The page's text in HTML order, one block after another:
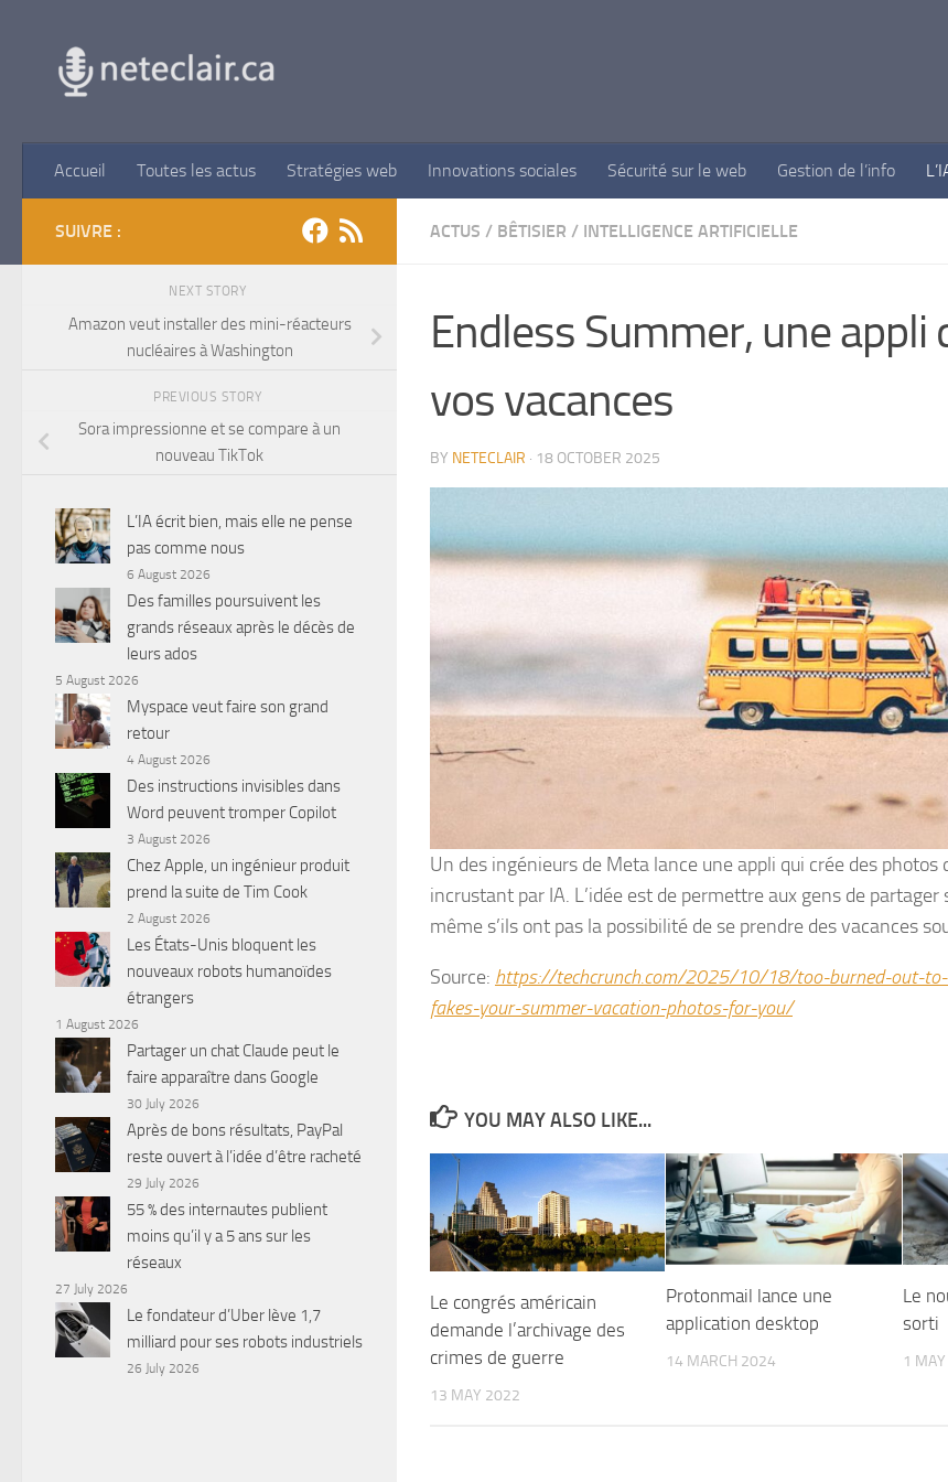
Accueil Toutes les actus Stratégies web Innovations sociales Sécurité sur le web Gestion de l’info
ACTUS / BÊTISIER / INTELLIGENCE ARTIFICIELLE
Endless Summer, une appli
vos vacances
BY NETECLAIR · 18 OCTOBER 2025
Un des ingénieurs de Meta lance une appli qui crée des photos
incrustant par IA. L’idée est de permettre aux gens de partager
même s’ils ont pas la possibilité de se prendre des vacances
Source: https://techcrunch.com/2025/10/18/too-burned-out-
fakes-your-summer-vacation-photos-for-you/
YOU MAY ALSO LIKE...
Le congrés américain
demande l’archivage des
crimes de guerre
13 MAY 2022
Protonmail lance une
application desktop
14 MARCH 2024
Le
sorti
1
SUIVRE :
NEXT STORY
Amazon veut installer des mini-réacteurs
nucléaires à Washington
PREVIOUS STORY
Sora impressionne et se compare à un
nouveau TikTok
L’IA écrit bien, mais elle ne pense
pas comme nous
6 August 2026
Des familles poursuivent les
grands réseaux après le décès de
leurs ados
5 August 2026
Myspace veut faire son grand
retour
4 August 2026
Des instructions invisibles dans
Word peuvent tromper Copilot
3 August 2026
Chez Apple, un ingénieur produit
prend la suite de Tim Cook
2 August 2026
Les États-Unis bloquent les
nouveaux robots humanoïdes
étrangers
1 August 2026
Partager un chat Claude peut le
faire apparaître dans Google
30 July 2026
Après de bons résultats, PayPal
reste ouvert à l’idée d’être racheté
29 July 2026
55 % des internautes publient
moins qu’il y a 5 ans sur les
réseaux
27 July 2026
Le fondateur d’Uber lève 1,7
milliard pour ses robots industriels
26 July 2026